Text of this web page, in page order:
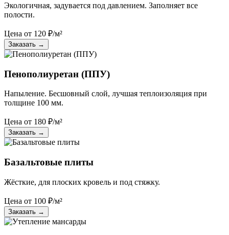
Экологичная, задувается под давлением. Заполняет все
полости.
Цена от 120 ₽/м²
Заказать →
Пенополиуретан (ППУ)
Напыление. Бесшовный слой, лучшая теплоизоляция при
толщине 100 мм.
Цена от 180 ₽/м²
Заказать →
Базальтовые плиты
Жёсткие, для плоских кровель и под стяжку.
Цена от 100 ₽/м²
Заказать →